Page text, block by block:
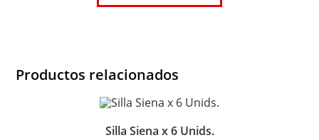
Productos relacionados
Silla Siena x 6 Unids.